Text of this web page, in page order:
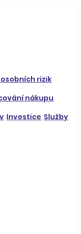
rizik
nákupu
Investice Služby